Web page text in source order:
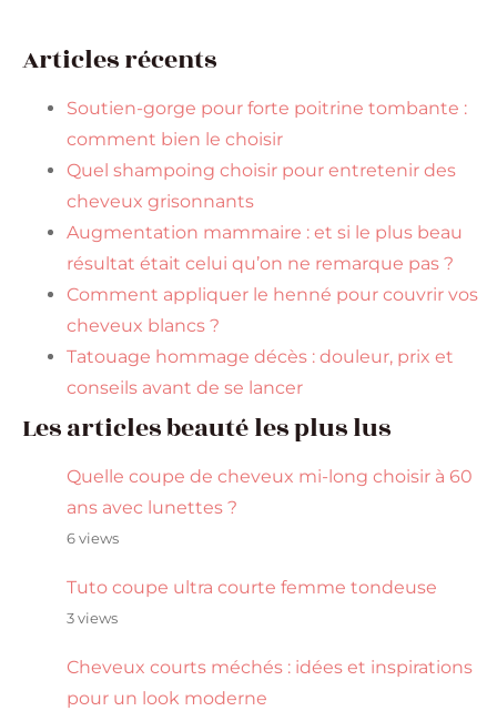
Articles récents
Soutien-gorge pour forte poitrine tombante :
comment bien le choisir
Quel shampoing choisir pour entretenir des
cheveux grisonnants
Augmentation mammaire : et si le plus beau
résultat était celui qu’on ne remarque pas ?
Comment appliquer le henné pour couvrir vos
cheveux blancs ?
Tatouage hommage décès : douleur, prix et
conseils avant de se lancer
Les articles beauté les plus lus
Quelle coupe de cheveux mi-long choisir à 60
ans avec lunettes ?
6 views
Tuto coupe ultra courte femme tondeuse
3 views
Cheveux courts méchés : idées et inspirations
pour un look moderne